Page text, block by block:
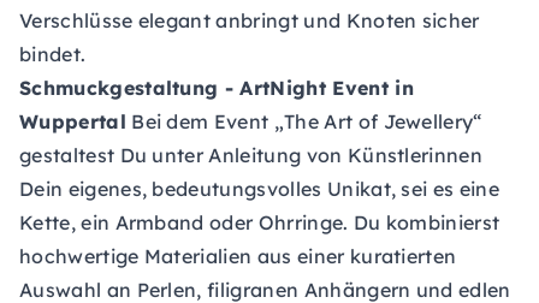
Verschlüsse elegant anbringt und Knoten sicher
bindet.
Schmuckgestaltung - ArtNight Eventin
Wuppertal Bei dem Event „The Art of Jewellery“
gestaltest Du unter Anleitung von Künstlerinnen
Dein eigenes, bedeutungsvolles Unikat, sei es eine
Kette, ein Armband oder Ohrringe. Du kombinierst
hochwertige Materialien aus einer kuratierten
Auswahl an Perlen, filigranen Anhängern und edlen